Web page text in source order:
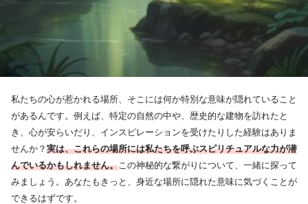
私たちの心が惹かれる場所、そこには何か特別な意味が隠れていること
があるんです。例えば、特定の自然の中や、歴史的な建物を訪れたと
き、心が安らいだり、インスピレーションを受けたりした経験はありま
せんか？ 実は、これらの場所には私たちを呼ぶスピリチュアルな力が潜
んでいるかもしれません。 この神秘的な繋がりについて、一緒に探って
みましょう。あなたもきっと、身近な場所に隠れた意味に気づくことが
できるはずです。